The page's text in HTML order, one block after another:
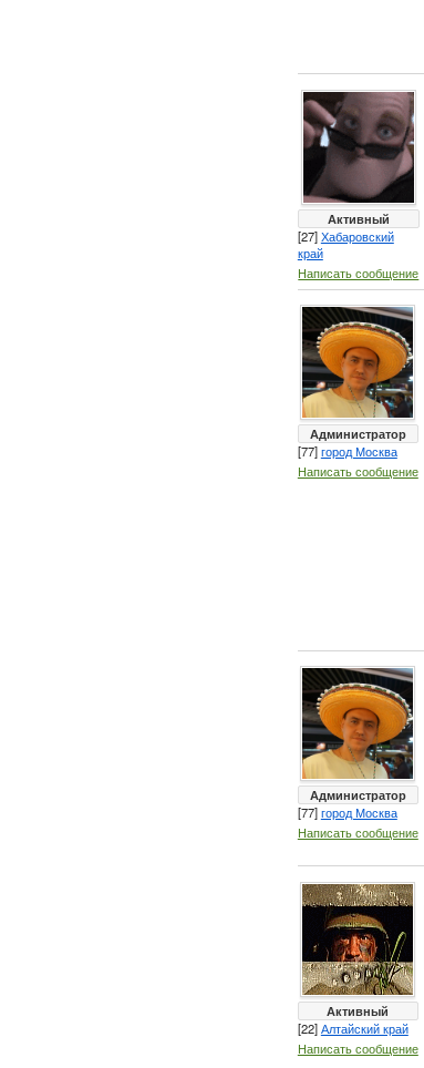
Активный
[27]Хабаровский
край
Написать сообщение
Администратор
[77]город Москва
Написать сообщение
Администратор
[77]город Москва
Написать сообщение
Активный
[22]Алтайский край
Написать сообщение